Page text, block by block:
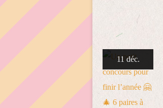
11 déc.